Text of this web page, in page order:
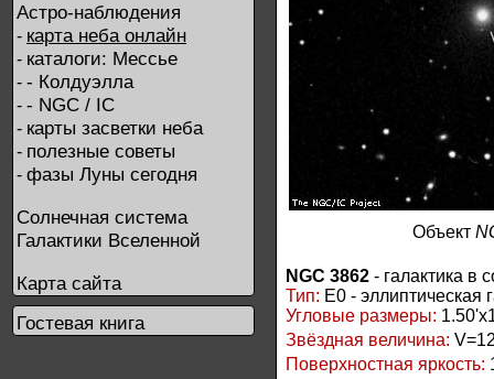
Астро-наблюдения
- карта неба онлайн
- каталоги: Мессье
- - Колдуэлла
- - NGC / IC
- карты засветки неба
- полезные советы
- фазы Луны сегодня
Солнечная система
Галактики Вселенной
Карта сайта
Гостевая книга
Объект
NGC 3862 - галактика в
Тип: E0 - эллиптическая
Угловые размеры:
Звёздная величина:
Поверхностная яркость: